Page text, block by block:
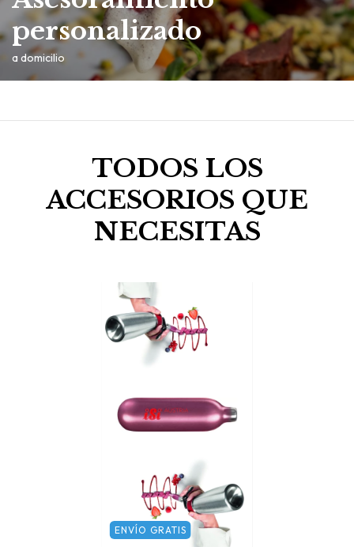
personalizado
a domicilio
TODOS LOS
ACCESORIOS QUE
NECESITAS
ENVÍO GRATIS